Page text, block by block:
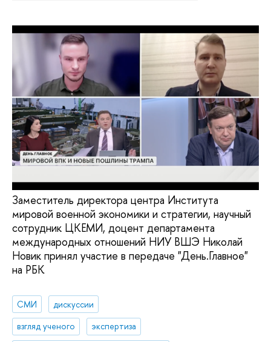
Заместитель директора центра Института
мировой военной экономики и стратегии, научный
сотрудник ЦКЕМИ, доцент департамента
международных отношений НИУ ВШЭ Николай
Новик принял участие в передаче "День.Главное"
на РБК
СМИ
дискуссии
взгляд ученого
экспертиза